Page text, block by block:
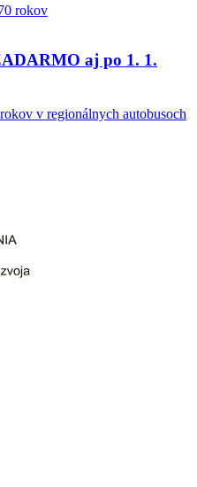
aj po 1. 1.
v regionálnych autobusoch